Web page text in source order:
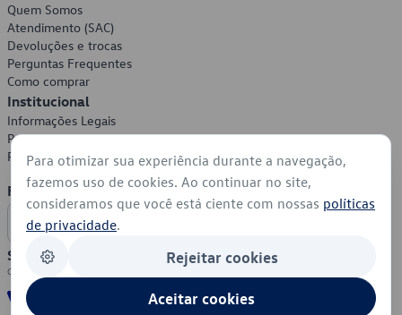
Quem Somos
Atendimento (SAC)
Devoluções e trocas
Perguntas Frequentes
Como comprar
Institucional
Informações Legais
Política de Privacidade
Política de Cookies
Formas de Pagamento
Segurança
Para otimizar sua experiência durante a navegação,
fazemos uso de cookies. Ao continuar no site,
consideramos que você está ciente com nossas políticas
de privacidade.
Rejeitar cookies
Aceitar cookies